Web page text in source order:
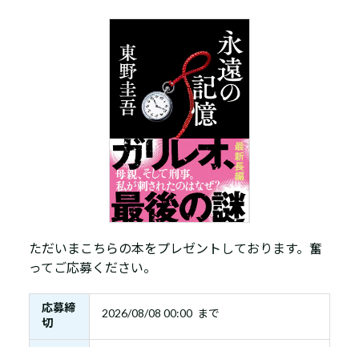
ただいまこちらの本をプレゼントしております。奮
ってご応募ください。
応募締
切
2026/08/08 00:00 まで